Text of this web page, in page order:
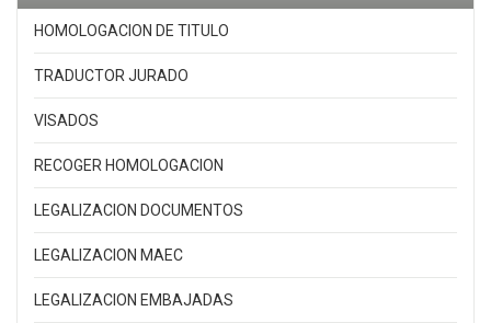
HOMOLOGACION DE TITULO
TRADUCTOR JURADO
VISADOS
RECOGER HOMOLOGACION
LEGALIZACION DOCUMENTOS
LEGALIZACION MAEC
LEGALIZACION EMBAJADAS